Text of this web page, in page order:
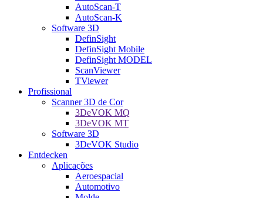
AutoScan-T
AutoScan-K
Software 3D
DefinSight
DefinSight Mobile
DefinSight MODEL
ScanViewer
TViewer
Profissional
Scanner 3D de Cor
3DeVOK MQ
3DeVOK MT
Software 3D
3DeVOK Studio
Entdecken
Aplicações
Aeroespacial
Automotivo